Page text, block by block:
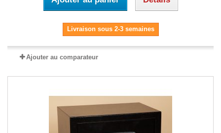
Livraison sous 2-3 semaines
Ajouter au comparateur